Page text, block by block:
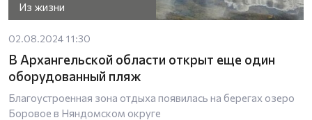
Из жизни
02.08.2024 11:30
В Архангельской области открыт еще один
оборудованный пляж
Благоустроенная зона отдыха появилась на берегах озеро
Боровое в Няндомском округе